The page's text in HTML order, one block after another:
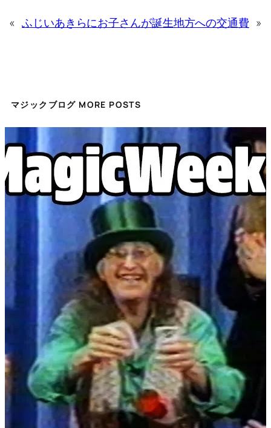
« ふじいあきらにお子さんが誕生地方への交通費 »
マジックブログ MORE POSTS